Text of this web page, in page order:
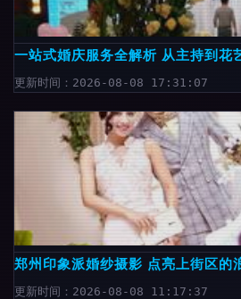
一站式婚庆服务全解析 从主持到花
更新时间：2026-08-08 17:31:07
郑州印象派婚纱摄影 点亮上街区的
更新时间：2026-08-08 11:17:37